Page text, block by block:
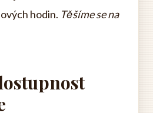
hodin. Těšíme se na